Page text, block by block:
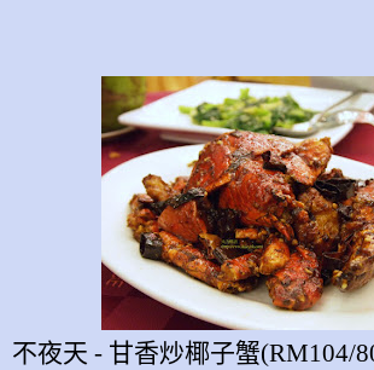
不夜天 - 甘香炒椰子蟹(RM104/